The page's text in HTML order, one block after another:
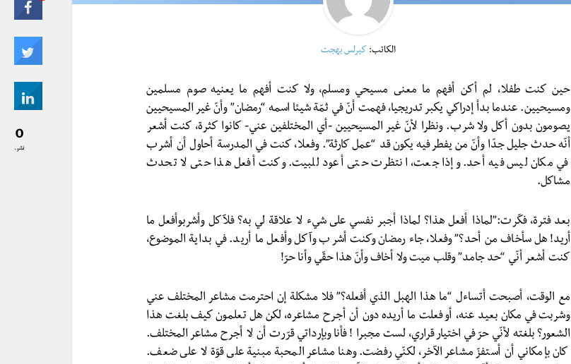
الكاتب: كيرلس بهجت
حين كنت طفلا، لم أكن أفهم ما معنى مسيحي ومسلم، ولا كنت أفهم ما يعنيه صوم مسلمين
ومسيحيين. عندما بدأ إدراكي يكبر تدريجيا، فهمت أنّ في ثمّة شيئا اسمه “رمضان” وأنّ غير المسيحيين
يصومون بدون أكل ولا شرب. ونظرا لأنّ غير المسيحيين -أي المختلفين عني- كانوا كثرة، كنت أشعر
أنّه حدث جليل جدّا وأنّ من يفطر فيه يكون قد “عمل كارثة”. وفعلا، كنت في المدرسة أحاول أن أشرب
في مكان ليس فيه أحد. وإذا جعت، انتظرت حتى أعود للبيت. وكنت أفعل هذا حتى لا تحدث
مشاكل.
بعد فترة، فكّرت:”لماذا أفعل هذا؟ لماذا أجبر نفسي على شيء لا علاقة لي به؟ فلآكل وأشربوأفعل ما
أريد! هل سأخاف من أحد؟” وفعلا، جاء رمضان وكنت أشرب وآكل وأفعل ما أريد. في بداية الموضوع،
كنت أشعر أنّي “حد جامد” وقلب ميت ولا أخاف وأنّ هذا حقّي وأنا حرّ!
مع الوقت، أصبحت أتساءل “ما هذا الهبل الذي أفعله؟” فلا مشكلة إن احترمت مشاعر المختلف عني
وشربت في مكان بعيد عنه، أو فعلت ما أريده دون أن أجرح مشاعره، لكن هل تعلمون كيف بلغت هذا
الشعور؟ بلغته لأنّي حرّ في اختيار قراري، لست مجبرا ! فأنا وبإرداتي قرّرت أن لا أجرح مشاعر المختلف.
كان بإمكاني أن أستفزّ مشاعر الآخر، لكنّي رفضت. وهنا مشاعر المحبة مبنية على قوّة لا على ضعف.
0
نشر..